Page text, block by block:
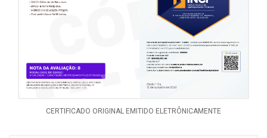
CERTIFICADO ORIGINAL EMITIDO ELETRÔNICAMENTE